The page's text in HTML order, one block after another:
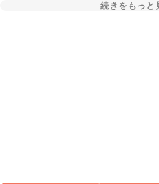
続きをもっと